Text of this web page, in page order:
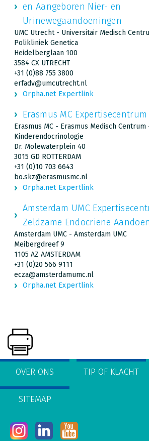
en Aangeboren Nier- en
Urinewegaandoeningen
UMC Utrecht - Universitair Medisch
Polikliniek Genetica
Heidelberglaan 100
3584 CX UTRECHT
+31 (0)88 755 3800
erfadv@umcutrecht.nl
Orpha.net Expertlink
Erasmus MC Expertisecentrum
Erasmus MC - Erasmus Medisch
Kinderendocrinologie
Dr. Molewaterplein 40
3015 GD ROTTERDAM
+31 (0)10 703 6643
bo.skz@erasmusmc.nl
Orpha.net Expertlink
Amsterdam UMC
Zeldzame Endocriene
Amsterdam UMC - Amsterdam UMC
Meibergdreef 9
1105 AZ AMSTERDAM
+31 (0)20 566 9111
ecza@amsterdamumc.nl
Orpha.net Expertlink
OVER ONS TIP OF KLACHT
SITEMAP